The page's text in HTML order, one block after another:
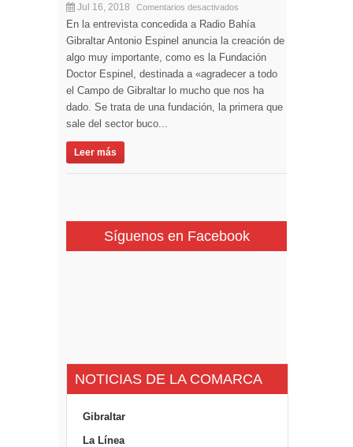
Jul 16, 2018 Comentarios desactivados
En la entrevista concedida a Radio Bahía
Gibraltar Antonio Espinel anuncia la creación de
algo muy importante, como es la Fundación
Doctor Espinel, destinada a «agradecer a todo
el Campo de Gibraltar lo mucho que nos ha
dado. Se trata de una fundación, la primera que
sale del sector buco...
Leer más
Síguenos en Facebook
NOTICIAS DE LA COMARCA
Gibraltar
La Línea